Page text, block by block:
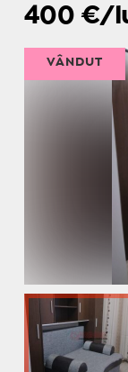
400 €/
VÂNDUT